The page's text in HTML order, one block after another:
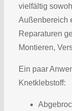
vielfältig
Außenbereich
Reparaturen
Montieren,
Ein paar
Knetklebstoff: